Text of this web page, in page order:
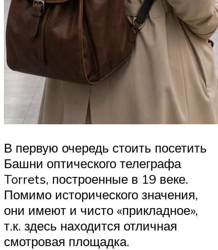
В первую очередь стоить посетить
Башни оптического телеграфа
Torrets, построенные в 19 веке.
Помимо исторического значения,
они имеют и чисто «прикладное»,
т.к. здесь находится отличная
смотровая площадка.